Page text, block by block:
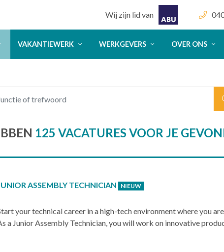
Wij zijn lid van
VAKANTIEWERK WERKGEVERS OVER ONS
125 VACATURES VOOR JE
ASSEMBLY TECHNICIAN NIEUW
your technical career in a high-tech environment where you
a Junior Assembly Technician, you will work on innovative